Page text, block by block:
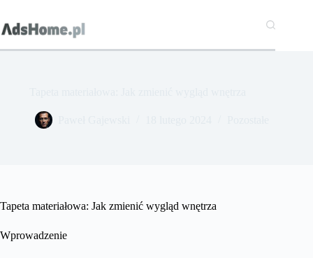
treści
Tapeta materiałowa: Jak zmienić wygląd wnętrza
Wprowadzenie